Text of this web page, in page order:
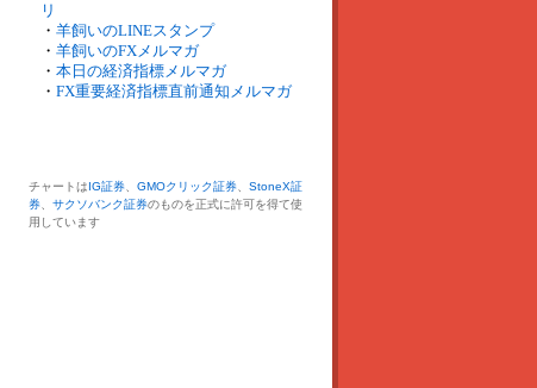
リ
・ 羊飼いのLINEスタンプ
・ 羊飼いのFXメルマガ
・ 本日の経済指標メルマガ
・ FX重要経済指標直前通知メルマガ
チャートはIG証券 GMOクリック証券
StoneX証
券
サクソバンク証券のものを正式に許可を得て使
用しています